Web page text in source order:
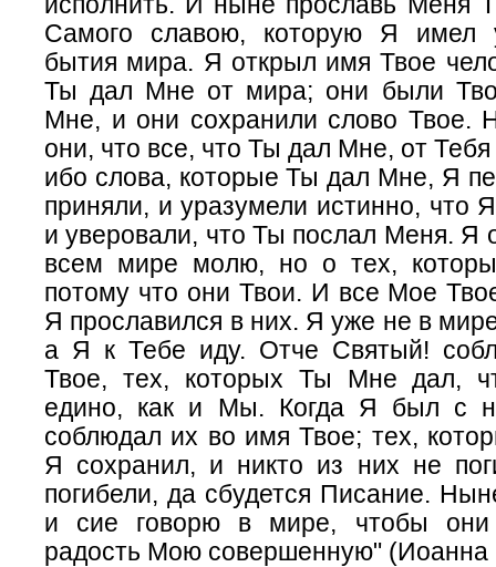
Самого славою, которую Я имел
бытия мира. Я открыл имя Твое
Ты дал Мне от мира; они были
Мне, и они сохранили слово Твое.
они, что все, что Ты дал Мне, от Тебя
ибо слова, которые Ты дал Мне, Я
приняли, и уразумели истинно, что
и уверовали, что Ты послал Меня. Я
всем мире молю, но о тех,
потому что они Твои. И все Мое
Я прославился в них. Я уже не в
а Я к Тебе иду. Отче Святый!
Твое, тех, которых Ты Мне дал,
едино, как и Мы. Когда Я был с
соблюдал их во имя Твое; тех,
Я сохранил, и никто из них не
погибели, да сбудется Писание.
и сие говорю в мире, чтобы
радость Мою совершенную" (Иоанна